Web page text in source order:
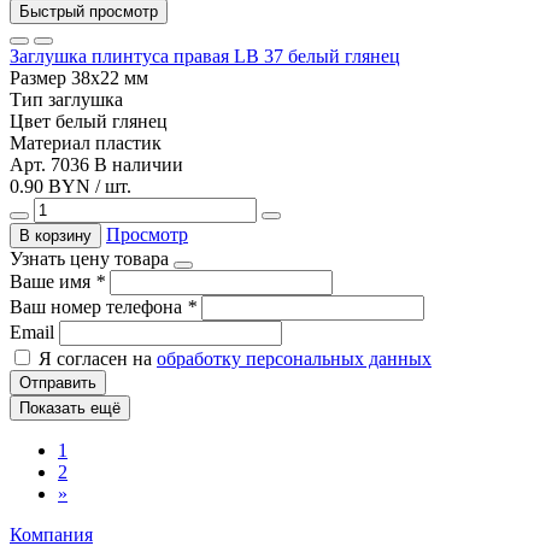
Быстрый просмотр
Заглушка плинтуса правая LB 37 белый глянец
Размер 38х22 мм
Тип заглушка
Цвет белый глянец
Материал пластик
Арт. 7036 В наличии
0.90 BYN / шт.
В корзину
Просмотр
Узнать цену товара
Ваше имя *
Ваш номер телефона *
Email
Я согласен на обработку персональных данных
Отправить
Показать ещё
1
2
»
Компания